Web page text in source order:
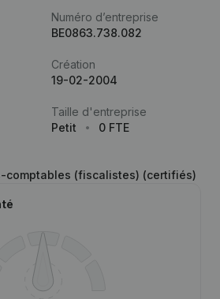
Numéro d’entreprise
BE0863.738.082
Création
19-02-2004
Taille d'entreprise
Petit
0 FTE
comptables (fiscalistes) (certifiés)